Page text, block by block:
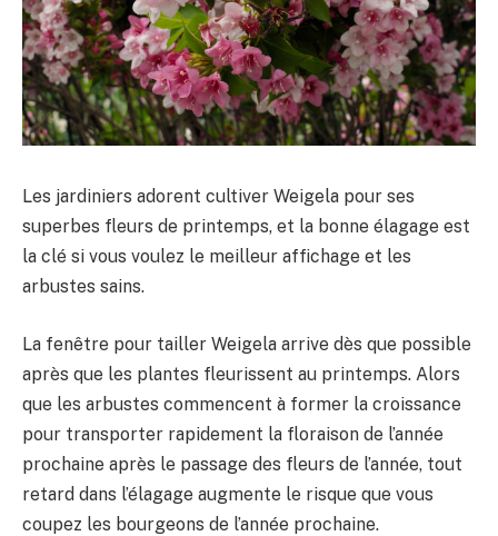
Les jardiniers adorent cultiver Weigela pour ses
superbes fleurs de printemps, et la bonne élagage est
la clé si vous voulez le meilleur affichage et les
arbustes sains.
La fenêtre pour tailler Weigela arrive dès que possible
après que les plantes fleurissent au printemps. Alors
que les arbustes commencent à former la croissance
pour transporter rapidement la floraison de l’année
prochaine après le passage des fleurs de l’année, tout
retard dans l’élagage augmente le risque que vous
coupez les bourgeons de l’année prochaine.